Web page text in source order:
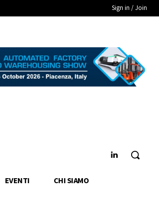
Sign in / Join
EVENTI CHI SIAMO